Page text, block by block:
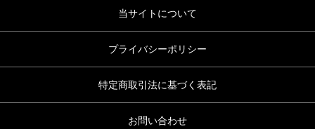
当サイトについて
プライバシーポリシー
特定商取引法に基づく表記
お問い合わせ